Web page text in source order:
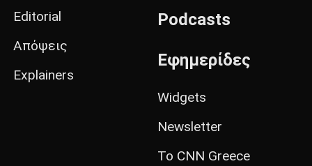
Editorial
Απόψεις
Explainers
Podcasts
Εφημερίδες
Widgets
Newsletter
Το CNN Greece